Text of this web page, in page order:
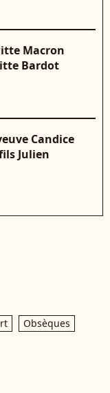
Macron
Bardot
Candice
Julien
Obsèques